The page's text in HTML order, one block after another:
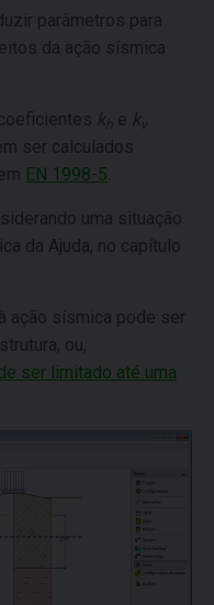
parâmetros para
da ação sísmica
kh e k v
ser calculados
EN 1998-5
uma situação
da Ajuda, no capítulo
ação sísmica pode ser
ou,
ser limitado até uma